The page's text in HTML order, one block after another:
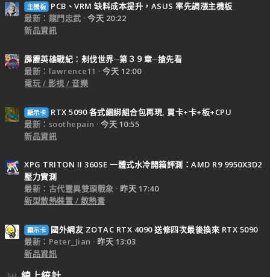
主機板
PCB、VRM 缺料成本提升，ASUS 率先調漲主機板
最新：龍門忠武
今天 20:22
新品資訊
霹靂英雄戰紀：刜伐世界─第３９章─搶先看
最新：lawrence11
今天 12:00
電玩 / 影視 / 音樂
顯示卡
RTX 5090 各式綑綁組合包再現, 買卡+卡+板+CPU
最新：soothepain
今天 10:55
新品資訊
XPG TRITON II 360SE 一體式水冷開箱評測：AMD R9 9950X3D2
壓力實測
最新：古代靈異雙頭戰象
昨天 17:40
新型散熱裝置 / 散熱膏
顯示卡
國外網友 ZOTAC RTX 4090 送修四次最後換來 RTX 5090
最新：Peter_Jian
昨天 13:03
新品資訊